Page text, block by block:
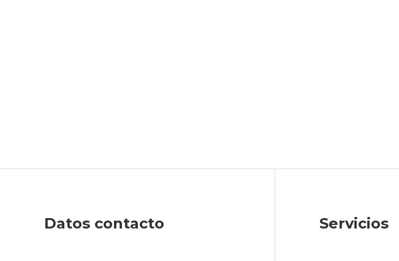
Datos contacto Servicios